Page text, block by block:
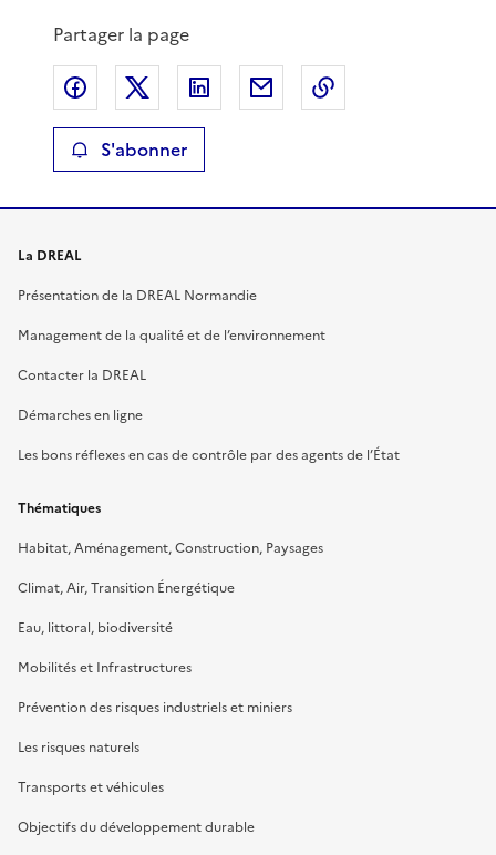
Partager la page
Partager sur Facebook
Partager sur XPartager sur LinkedIn
Partager par email
S'abonner
La DREAL
Présentation de la DREAL Normandie
Management de la qualité et de l’environnement
Contacter la DREAL
Démarches en ligne
Les bons réflexes en cas de contrôle par des agents de l’État
Thématiques
Habitat, Aménagement, Construction, Paysages
Climat, Air, Transition Énergétique
Eau, littoral, biodiversité
Mobilités et Infrastructures
Prévention des risques industriels et miniers
Les risques naturels
Transports et véhicules
Objectifs du développement durable